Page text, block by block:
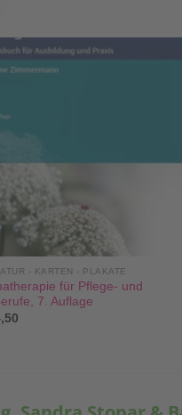
- KARTEN - PLAKATE
für Pflege- und
7. Auflage